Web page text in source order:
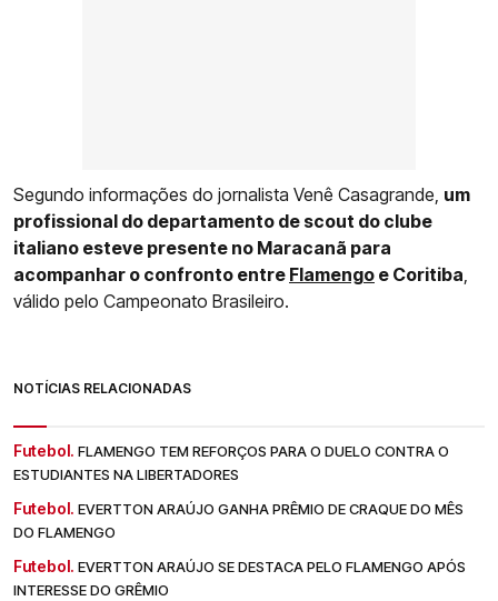
Segundo informações do jornalista Venê Casagrande, um
profissional do departamento de scout do clube
italiano esteve presente no Maracanã para
acompanhar o confronto entre Flamengo e Coritiba,
válido pelo Campeonato Brasileiro.
NOTÍCIAS RELACIONADAS
Futebol. FLAMENGO TEM REFORÇOS PARA O DUELO CONTRA O
ESTUDIANTES NA LIBERTADORES
Futebol. EVERTTON ARAÚJO GANHA PRÊMIO DE CRAQUE DO MÊS
DO FLAMENGO
Futebol. EVERTTON ARAÚJO SE DESTACA PELO FLAMENGO APÓS
INTERESSE DO GRÊMIO